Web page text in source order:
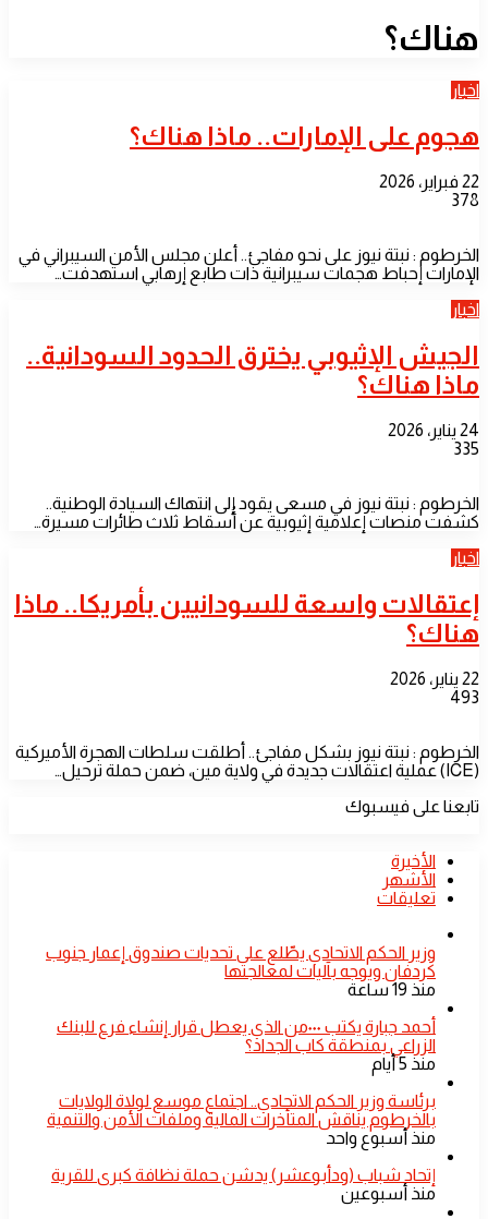
هناك؟
اخبار
هجوم على الإمارات.. ماذا هناك؟
22 فبراير، 2026
378
الخرطوم : نبتة نيوز على نحو مفاجئ.. أعلن مجلس الأمن السيبراني في
الإمارات إحباط هجمات سيبرانية ذات طابع إرهابي استهدفت…
اخبار
الجيش الإثيوبي يخترق الحدود السودانية..
ماذا هناك؟
24 يناير، 2026
335
الخرطوم : نبتة نيوز في مسعى يقود إلى انتهاك السيادة الوطنية..
كشفت منصات إعلامية إثيوبية عن أُسقاط ثلاث طائرات مسيرة…
اخبار
إعتقالات واسعة للسودانيين بأمريكا.. ماذا
هناك؟
22 يناير، 2026
493
الخرطوم : نبتة نيوز بشكل مفاجئ.. أطلقت سلطات الهجرة الأميركية
(ICE) عملية اعتقالات جديدة في ولاية مين، ضمن حملة ترحيل…
تابعنا على فيسبوك
الأخيرة
الأشهر
تعليقات
​وزير الحكم الاتحادي يطّلع على تحديات صندوق إعمار جنوب
كردفان ويوجه بآليات لمعالجتها
منذ 19 ساعة
أحمد جبارة يكتب ٠٠٠من الذي يعطل قرار إنشاء فرع للبنك
الزراعي بمنطقة كاب الجداد؟
منذ 5 أيام
​برئاسة وزير الحكم الاتحادي.. اجتماع موسع لولاة الولايات
بالخرطوم يناقش المتأخرات المالية وملفات الأمن والتنمية
منذ أسبوع واحد
إتحاد شباب (ودأبوعشر) يدشن حملة نظافة كبرى للقرية
منذ أسبوعين